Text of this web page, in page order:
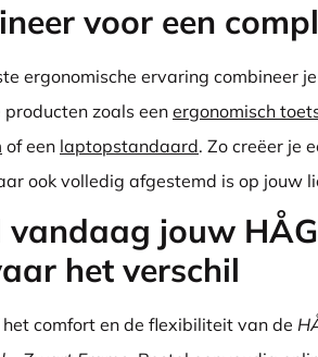
voor een
ergonomische ervaring combineer
zoals een ergonomisch
of een laptopstandaard. Zo creëer je
ook volledig afgestemd is op jouw
vandaag jouw
het verschil
het comfort en de flexibiliteit van de